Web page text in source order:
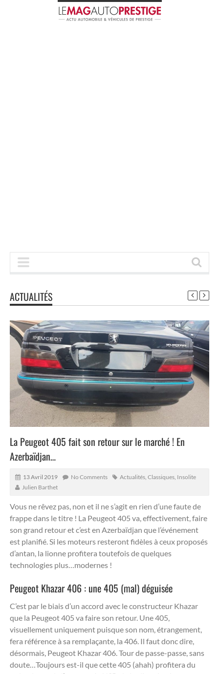
ACTUALITÉS
La Peugeot 405 fait son retour sur le marché ! En
Azerbaïdjan…
13 Avril 2019 No Comments Actualités Classiques Insolite
Julien Barthet
Vous ne rêvez pas, non et il ne s’agit en rien d’une faute de
frappe dans le titre ! La Peugeot 405 va, effectivement, faire
son grand retour et c’est en Azerbaïdjan que l’événement
est planifié. Si les moteurs resteront fidèles à ceux proposés
d’antan, la lionne profitera toutefois de quelques
technologies plus…modernes !
Peugeot Khazar 406 : une 405 (mal) déguisée
C’est par le biais d’un accord avec le constructeur Khazar
que la Peugeot 405 va faire son retour. Une 405,
visuellement uniquement puisque son nom, étrangement,
fera référence à sa remplaçante, la 406. Il faut donc dire,
désormais, Peugeot Khazar 406. Tour de passe-passe, sans
doute…Toujours est-il que cette 405 (ahah) profitera du